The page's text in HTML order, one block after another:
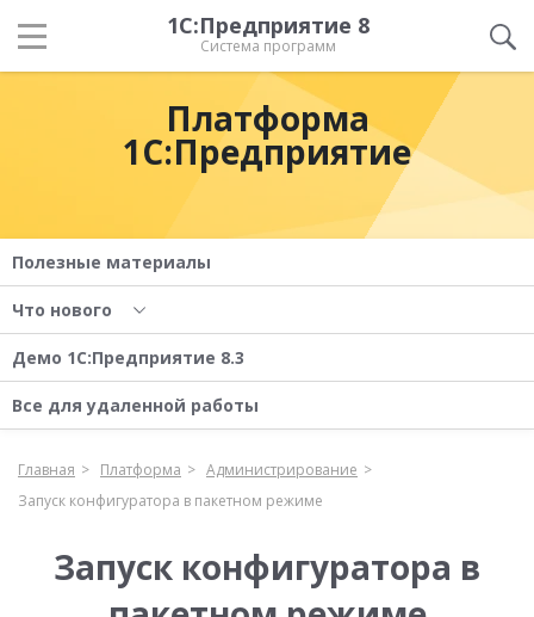
1С:Предприятие 8
Система программ
Платформа
1С:Предприятие
Полезные материалы
Что нового
Демо 1С:Предприятие 8.3
Все для удаленной работы
Главная Платформа
Администрирование
Запуск конфигуратора в пакетном режиме
Запуск конфигуратора в